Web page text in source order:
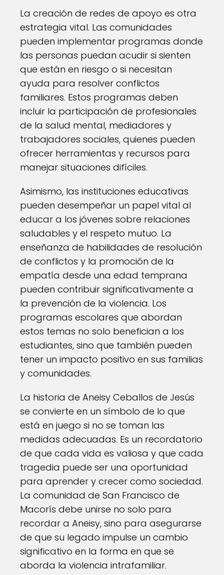
La creación de redes de apoyo es otra
estrategia vital. Las comunidades
pueden implementar programas donde
las personas puedan acudir si sienten
que están en riesgo o si necesitan
ayuda para resolver conflictos
familiares. Estos programas deben
incluir la participación de profesionales
de la salud mental, mediadores y
trabajadores sociales, quienes pueden
ofrecer herramientas y recursos para
manejar situaciones difíciles.
Asimismo, las instituciones educativas
pueden desempeñar un papel vital al
educar a los jóvenes sobre relaciones
saludables y el respeto mutuo. La
enseñanza de habilidades de resolución
de conflictos y la promoción de la
empatía desde una edad temprana
pueden contribuir significativamente a
la prevención de la violencia. Los
programas escolares que abordan
estos temas no solo benefician a los
estudiantes, sino que también pueden
tener un impacto positivo en sus familias
y comunidades.
La historia de Aneisy Ceballos de Jesús
se convierte en un símbolo de lo que
está en juego si no se toman las
medidas adecuadas. Es un recordatorio
de que cada vida es valiosa y que cada
tragedia puede ser una oportunidad
para aprender y crecer como sociedad.
La comunidad de San Francisco de
Macorís debe unirse no solo para
recordar a Aneisy, sino para asegurarse
de que su legado impulse un cambio
significativo en la forma en que se
aborda la violencia intrafamiliar.